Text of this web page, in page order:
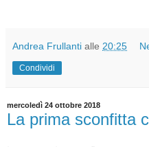
Andrea Frullanti alle 20:25
Condividi
mercoledì 24 ottobre 2018
La prima sconfitta